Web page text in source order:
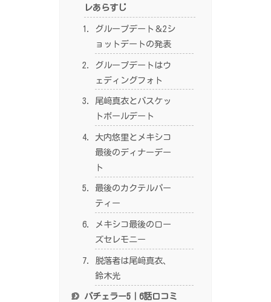
レあらすじ
グループデート＆2シ
ョットデートの発表
グループデートはウ
ェディングフォト
尾﨑真衣とバスケッ
トボールデート
大内悠里とメキシコ
最後のディナーデー
ト
最後のカクテルパー
ティー
メキシコ最後のロー
ズセレモニー
脱落者は尾﨑真衣、
鈴木光
バチェラー5｜6話口コミ